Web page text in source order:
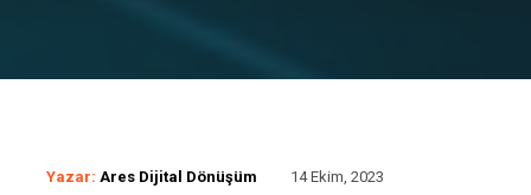
Yazar: Ares Dijital Dönüşüm 14 Ekim, 2023